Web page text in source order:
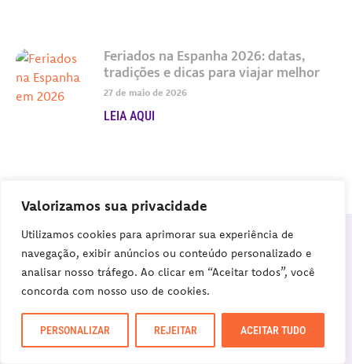
Valorizamos sua privacidade
Utilizamos cookies para aprimorar sua experiência de
navegação, exibir anúncios ou conteúdo personalizado e
analisar nosso tráfego. Ao clicar em “Aceitar todos”, você
concorda com nosso uso de cookies.
PERSONALIZAR REJEITAR ACEITAR TUDO
Feriados na Espanha 2026: datas,
tradições e dicas para viajar melhor
27 de maio de 2026
LEIA AQUI
COMENTÁRIOS
RESPOSTAS DE 10
Pedro Henriques disse: 9 de abril de 2017 às 17:49